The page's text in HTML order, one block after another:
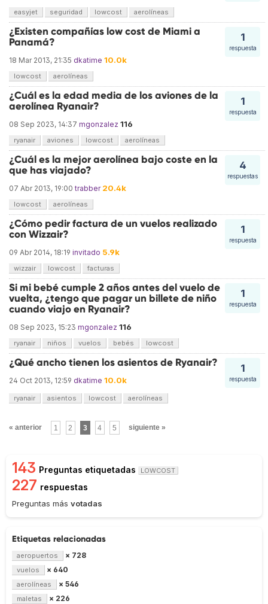
easyjet seguridad lowcost aerolíneas
1
respuesta
¿Existen compañías low cost de Miami a
Panamá?
18 Mar 2013, 21:35 dkatime 10.0k
lowcost aerolíneas
1
respuesta
¿Cuál es la edad media de los aviones de la
aerolínea Ryanair?
08 Sep 2023, 14:37 mgonzalez 116
ryanair aviones lowcost aerolíneas
4
respuestas
¿Cuál es la mejor aerolínea bajo coste en la
que has viajado?
07 Abr 2013, 19:00 trabber 20.4k
lowcost aerolíneas
1
respuesta
¿Cómo pedir factura de un vuelos realizado
con Wizzair?
09 Abr 2014, 18:19 invitado 5.9k
wizzair lowcost facturas
1
respuesta
Si mi bebé cumple 2 años antes del vuelo de
vuelta, ¿tengo que pagar un billete de niño
cuando viajo en Ryanair?
08 Sep 2023, 15:23 mgonzalez 116
ryanair niños vuelos bebés lowcost
1
respuesta
¿Qué ancho tienen los asientos de Ryanair?
24 Oct 2013, 12:59 dkatime 10.0k
ryanair asientos lowcost aerolíneas
« anterior 1 2 3 4 5 siguiente »
143 Preguntas etiquetadas LOWCOST
227 respuestas
Preguntas más votadas
Etiquetas relacionadas
aeropuertos × 728
vuelos × 640
aerolíneas × 546
maletas × 226